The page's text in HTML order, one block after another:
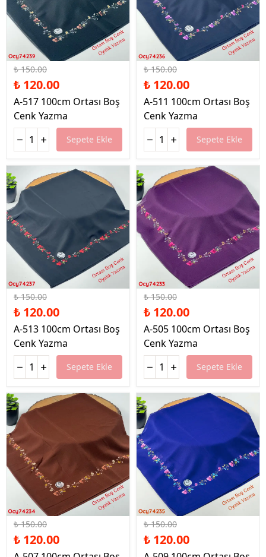
%20 İndirim
₺ 150.00
₺ 120.00
A-517 100cm Ortası Boş
Cenk Yazma
Sepete Ekle
%20 İndirim
₺ 150.00
₺ 120.00
A-511 100cm Ortası Boş
Cenk Yazma
Sepete Ekle
%20 İndirim
₺ 150.00
₺ 120.00
A-513 100cm Ortası Boş
Cenk Yazma
Sepete Ekle
%20 İndirim
₺ 150.00
₺ 120.00
A-505 100cm Ortası Boş
Cenk Yazma
Sepete Ekle
%20 İndirim
₺ 150.00
₺ 120.00
%20 İndirim
₺ 150.00
₺ 120.00